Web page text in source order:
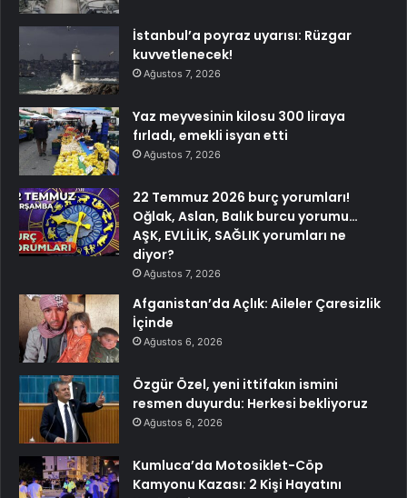
İstanbul’a poyraz uyarısı: Rüzgar
kuvvetlenecek!
Ağustos 7, 2026
Yaz meyvesinin kilosu 300 liraya
fırladı, emekli isyan etti
Ağustos 7, 2026
22 Temmuz 2026 burç yorumları!
Oğlak, Aslan, Balık burcu yorumu…
AŞK, EVLİLİK, SAĞLIK yorumları ne
diyor?
Ağustos 7, 2026
Afganistan’da Açlık: Aileler Çaresizlik
İçinde
Ağustos 6, 2026
Özgür Özel, yeni ittifakın ismini
resmen duyurdu: Herkesi bekliyoruz
Ağustos 6, 2026
Kumluca’da Motosiklet-Cöp
Kamyonu Kazası: 2 Kişi Hayatını